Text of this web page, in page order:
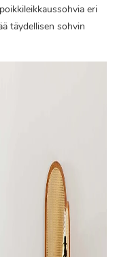
eri
täydellisen sohvin